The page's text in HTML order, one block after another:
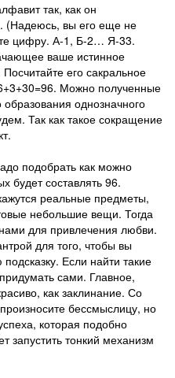
так, как он
(Надеюсь, вы его еще не
цифру. А-1, Б-2… Я-33.
ваше истинное
его сакральное
Можно полученные
однозначного
Так как такое сокращение
подобрать как можно
будет составлять 96.
реальные предметы,
небольшие вещи. Тогда
для привлечения любви.
для того, чтобы вы
Если найти такие
сами. Главное,
как заклинание. Со
бессмыслицу, но
которая подобно
запустить тонкий механизм